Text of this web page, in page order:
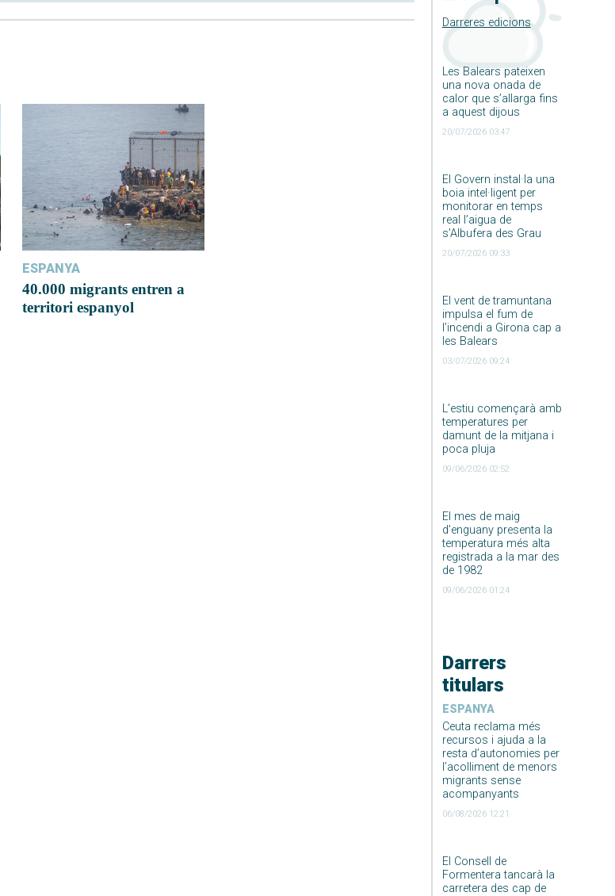
Darreres edicions
Les Balears pateixen
una nova onada de
calor que s’allarga fins
a aquest dijous
20/07/2026 03:47
El Govern instal·la una
boia intel·ligent per
monitorar en temps
real l’aigua de
s’Albufera des Grau
20/07/2026 09:33
El vent de tramuntana
impulsa el fum de
l’incendi a Girona cap a
les Balears
03/07/2026 09:24
L’estiu començarà amb
temperatures per
damunt de la mitjana i
poca pluja
09/06/2026 02:52
El mes de maig
d’enguany presenta la
temperatura més alta
registrada a la mar des
de 1982
09/06/2026 01:24
Darrers
titulars
ESPANYA
Ceuta reclama més
recursos i ajuda a la
resta d’autonomies per
l’acolliment de menors
migrants sense
acompanyants
06/08/2026 12:21
El Consell de
Formentera tancarà la
carretera des cap de
ESPANYA
40.000 migrants entren a
territori espanyol